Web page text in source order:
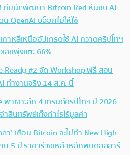
! ทีมนักพัฒนา Bitcoin Red หันซบ AI
น OpenAI บล็อกไม่ให้ใช้
กาหลีเหนืออัปเกรดใช้ AI กวาดคริปโทฯ
ลขพุ่งแตะ 66%
Ready #2 จัด Workshop ฟรี สอน
ทำงานจริง 14 ส.ค. นี้
พาเจาะลึก 4 เทรนด์คริปโทฯ ปี 2026
สินทรัพย์เก็งกำไรไร้มูลค่า
า’ เตือน Bitcoin จะไม่ทำ New High
กิน 5 ปี ราคาร่วงเหลือหลักพันดอลลาร์